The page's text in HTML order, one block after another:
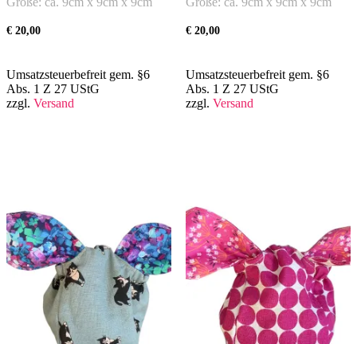
€ 20,00
Umsatzsteuerbefreit gem. §6
Abs. 1 Z 27 UStG
zzgl. Versand
€20,00
Umsatzsteuerbefreit gem. §6
Abs. 1 Z 27 UStG
zzgl. Versand